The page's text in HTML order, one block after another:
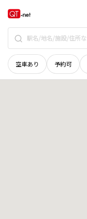
空車あり 予約可
和歌山県